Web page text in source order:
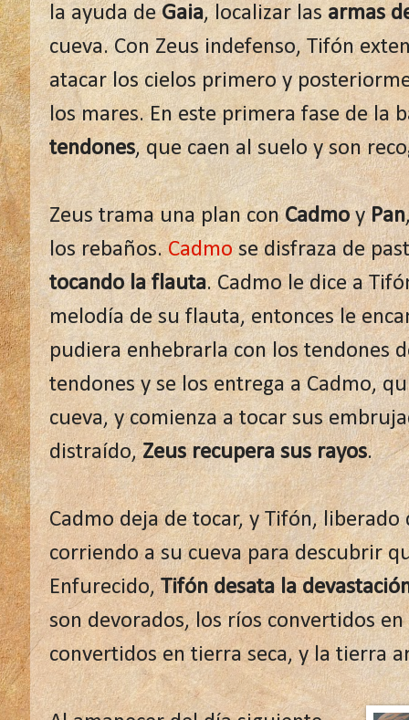
la ayuda deGaia, localizar las armas
cueva. Con Zeus indefenso, Tifón
atacar los cielos primero y
los mares. En este primera fase de la
tendones, que caen al suelo y son
Zeus trama una plan conCadmoy Pan
los rebaños.Cadmose disfraza de
tocando la flauta. Cadmo le dice a
melodía de su flauta, entonces le
pudiera enhebrarla con los tendones
tendones y se los entrega a Cadmo,
cueva, y comienza a tocar sus
distraído,Zeus recupera sus rayos.
Cadmo deja de tocar, y Tifón, liberado
corriendo a su cueva para descubrir
Enfurecido,Tifón desata la
son devorados, los ríos convertidos
convertidos en tierra seca, y la tierra